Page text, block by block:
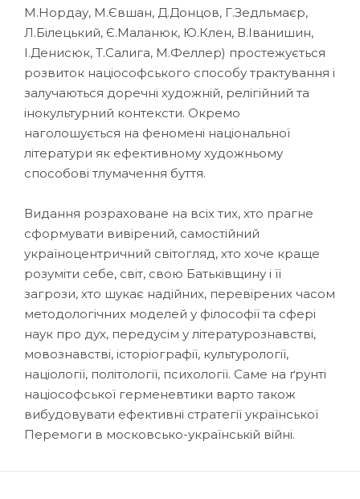
М.Нордау, М.Євшан, Д.Донцов, Г.Зедльмаєр,
Л.Білецький, Є.Маланюк, Ю.Клен, В.Іванишин,
І.Денисюк, Т.Салига, М.Феллер) простежується
розвиток націософського способу трактування і
залучаються доречні художній, релігійний та
інокультурний контексти. Окремо
наголошується на феномені національної
літератури як ефективному художньому
способові тлумачення буття.
Видання розраховане на всіх тих, хто прагне
сформувати вивірений, самостійний
україноцентричний світогляд, хто хоче краще
розуміти себе, світ, свою Батьківщину і її
загрози, хто шукає надійних, перевірених часом
методологічних моделей у філософії та сфері
наук про дух, передусім у літературознавстві,
мовознавстві, історіографії, культурології,
націології, політології, психології. Саме на ґрунті
націософської герменевтики варто також
вибудовувати ефективні стратегії української
Перемоги в московсько-українській війні.